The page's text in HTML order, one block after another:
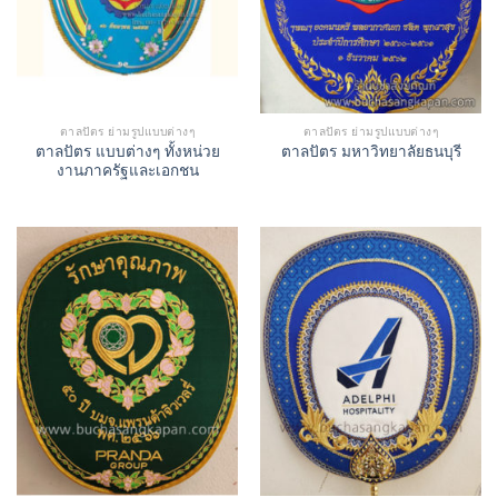
ตาลปัตร ย่ามรูปแบบต่างๆ
ตาลปัตร แบบต่างๆ ทั้งหน่วย
งานภาครัฐและเอกชน
ตาลปัตร ย่ามรูปแบบต่างๆ
ตาลปัตร มหาวิทยาลัยธนบุรี